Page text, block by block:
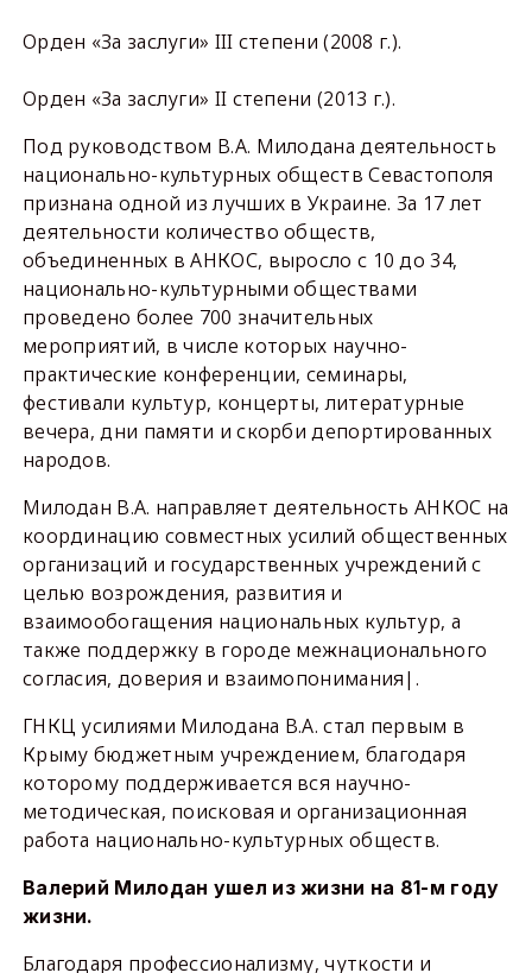
Орден «За заслуги» III степени (2008 г.).
Орден «За заслуги» II степени (2013 г.).
Под руководством В.А. Милодана деятельность
национально-культурных обществ Севастополя
признана одной из лучших в Украине. За 17 лет
деятельности количество обществ,
объединенных в АНКОС, выросло с 10 до 34,
национально-культурными обществами
проведено более 700 значительных
мероприятий, в числе которых научно-
практические конференции, семинары,
фестивали культур, концерты, литературные
вечера, дни памяти и скорби депортированных
народов.
Милодан В.А. направляет деятельность АНКОС на
координацию совместных усилий общественных
организаций и государственных учреждений с
целью возрождения, развития и
взаимообогащения национальных культур, а
также поддержку в городе межнационального
согласия, доверия и взаимопонимания|.
ГНКЦ усилиями Милодана В.А. стал первым в
Крыму бюджетным учреждением, благодаря
которому поддерживается вся научно-
методическая, поисковая и организационная
работа национально-культурных обществ.
Валерий Милодан ушел из жизни на 81-м году
жизни.
Благодаря профессионализму, чуткости и